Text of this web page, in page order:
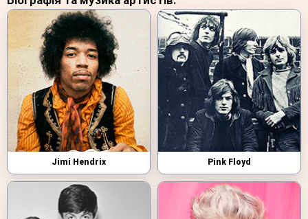
Jimi Hendrix Pink Floyd